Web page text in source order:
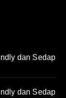
dan Sedap
dan Sedap